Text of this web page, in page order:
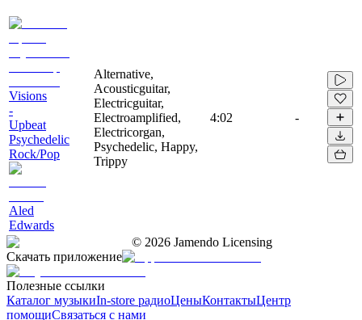
Visions
-
Upbeat
Psychedelic
Rock/Pop
Aled
Edwards
Alternative,
Acousticguitar,
Electricguitar,
Electroamplified,
Electricorgan,
Psychedelic, Happy,
Trippy
4:02 -
© 2026 Jamendo Licensing
Скачать приложение
Полезные ссылки
Каталог музыкиIn-store радиоЦеныКонтактыЦентр
помощиСвязаться с нами